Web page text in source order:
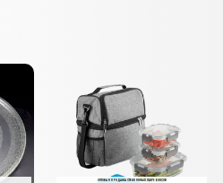
ОПТОВАЯ ПРОДАЖА СТЕКЛЯННЫХ ЛАНЧ-БОКСОВ